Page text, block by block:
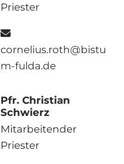
Priester

cornelius.roth@bistu
m-fulda.de
Pfr. Christian
Schwierz
Mitarbeitender
Priester